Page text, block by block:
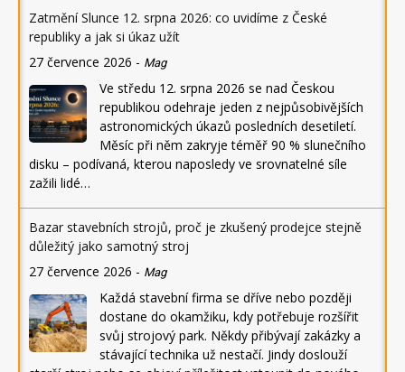
Zatmění Slunce 12. srpna 2026: co uvidíme z České
republiky a jak si úkaz užít
27 července 2026 - Mag
Ve středu 12. srpna 2026 se nad Českou
republikou odehraje jeden z nejpůsobivějších
astronomických úkazů posledních desetiletí.
Měsíc při něm zakryje téměř 90 % slunečního
disku – podívaná, kterou naposledy ve srovnatelné síle
zažili lidé…
Bazar stavebních strojů, proč je zkušený prodejce stejně
důležitý jako samotný stroj
27 července 2026 - Mag
Každá stavební firma se dříve nebo později
dostane do okamžiku, kdy potřebuje rozšířit
svůj strojový park. Někdy přibývají zakázky a
stávající technika už nestačí. Jindy doslouží